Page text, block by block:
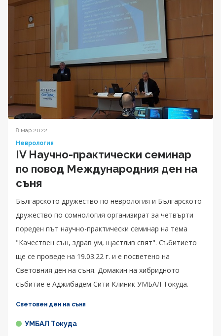
8 мар 2022
Неврология
IV Научно-практически семинар
по повод Международния ден на
съня
Българското дружество по неврология и Българското
дружество по сомнология организират за четвърти
пореден път научно-практически семинар на тема
"Качествен сън, здрав ум, щастлив свят". Събитието
ще се проведе на 19.03.22 г. и е посветено на
Световния ден на съня. Домакин на хибридното
събитие е Аджибадем Сити Клиник УМБАЛ Токуда.
Световен ден на съня
УМБАЛ Токуда